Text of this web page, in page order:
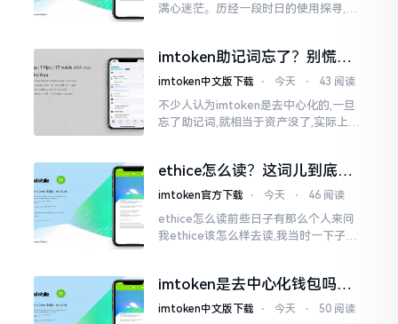
满心迷茫。历经一段时日的使用探寻,我
李鹏
imtoken助记词忘了？别慌，
这招能救你
imtoken中文版下载 ⋅ 今天 ⋅ 43 阅读
不少人认为imtoken是去中心化的,一旦
忘了助记词,就相当于资产没了,实际上这
于网络连接状态
ethice怎么读？这词儿到底念
啥，别搞错了
imtoken官方下载 ⋅ 今天 ⋅ 46 阅读
ethice怎么读前些日子有那么个人来问
我ethice该怎么样去读,我当时一下子就
呢拼写方面却少了一个字母
imtoken是去中心化钱包吗？
看完这篇不踩坑
imtoken中文版下载 ⋅ 今天 ⋅ 50 阅读